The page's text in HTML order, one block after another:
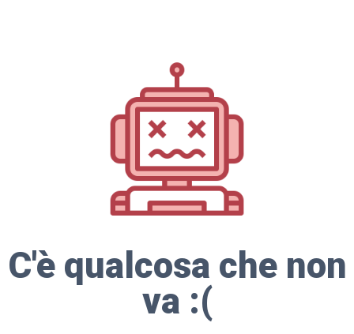
C'è qualcosa che non
va :(